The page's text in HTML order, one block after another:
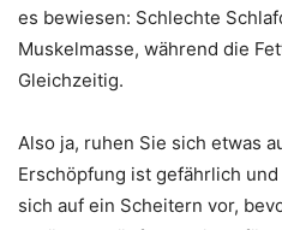
es bewiesen: Schlechte
Muskelmasse, während die
Gleichzeitig.
Also ja, ruhen Sie sich etwas
Erschöpfung ist gefährlich
sich auf ein Scheitern vor,